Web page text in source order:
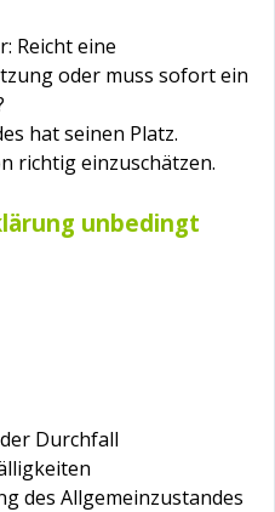
Reicht eine
oder muss sofort ein
hat seinen Platz.
richtig einzuschätzen.
unbedingt
Durchfall
des Allgemeinzustandes